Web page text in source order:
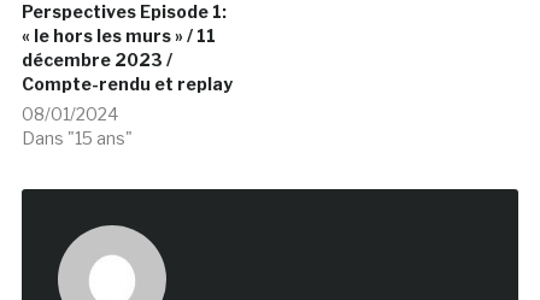
Perspectives Episode 1:
« le hors les murs » / 11
décembre 2023 /
Compte-rendu et replay
08/01/2024
Dans "15 ans"